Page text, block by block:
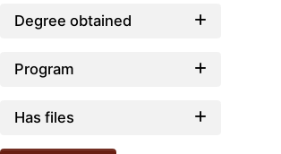
Degree obtained
Program
Has files